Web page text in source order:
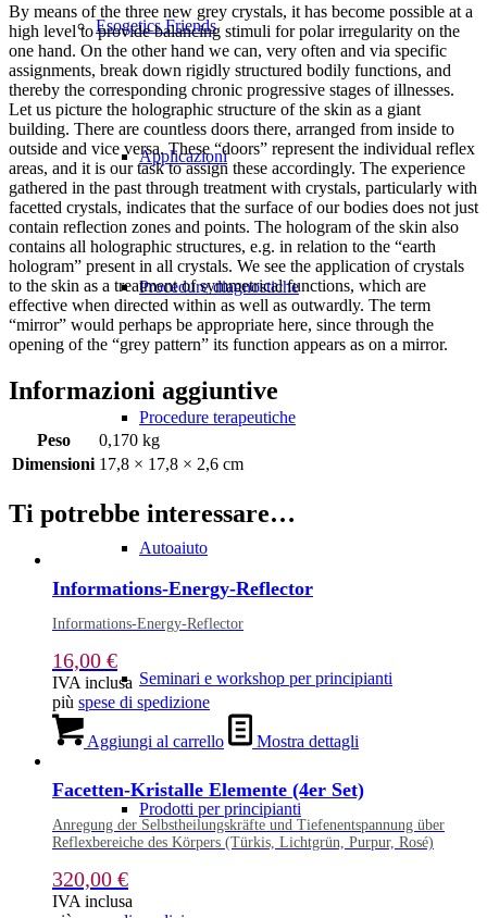
Esogetics Friends
Applicazioni
Procedure diagnostiche
Procedure terapeutiche
Autoaiuto
Seminari e workshop per principianti
Prodotti per principianti
By means of the three new grey crystals, it has become possible at a
high level to provide balancing stimuli for polar irregularity on the
one hand. On the other hand we can, very often and via specific
assignments, break down rigidly structured bodily functions, and
thereby the corresponding chronic progressive stages of illnesses.
Let us picture the holographic structure of the skin as a giant
building. There are countless doors there, arranged from inside to
outside and vice versa. These “doors” represent the individual reflex
areas, and it is our task to assign these accordingly. The experience
gathered in the past through treatment with crystals, particularly with
facetted crystals, indicates that the surface of our bodies does not just
contain reflection zones and points. The hologram of the skin also
contains all holographic structures, e.g. in relation to the “earth
hologram” present in all crystals. We see the application of crystals
to the skin as a treatment of symmetrical functions, which are
effective when directed within as well as outwardly. The term
“mirror” would perhaps be appropriate here, since through the
opening of the “grey pattern” its function appears as on a mirror.
Informazioni aggiuntive
Peso
0,170 kg
Dimensioni 17,8 × 17,8 × 2,6 cm
Ti potrebbe interessare…
Informations-Energy-Reflector
Informations-Energy-Reflector
16,00 €
IVA inclusa
più spese di spedizione
Aggiungi al carrello Mostra dettagli
Facetten-Kristalle Elemente (4er Set)
Anregung der Selbstheilungskräfte und Tiefenentspannung über
Reflexbereiche des Körpers (Türkis, Lichtgrün, Purpur, Rosé)
320,00 €
IVA inclusa